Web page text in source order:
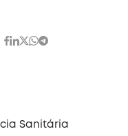
Sanitária